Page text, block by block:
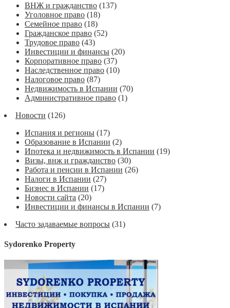
ВНЖ и гражданство (137)
Уголовное право (18)
Семейное право (18)
Гражданское право (52)
Трудовое право (43)
Инвестиции и финансы (20)
Корпоративное право (37)
Наследственное право (10)
Налоговое право (87)
Недвижимость в Испании (70)
Административное право (1)
Новости (126)
Испания и регионы (17)
Образование в Испании (2)
Ипотека и недвижимость в Испании (19)
Визы, внж и гражданство (30)
Работа и пенсии в Испании (26)
Налоги в Испании (27)
Бизнес в Испании (17)
Новости сайта (20)
Инвестиции и финансы в Испании (7)
Часто задаваемые вопросы (31)
Sydorenko Property